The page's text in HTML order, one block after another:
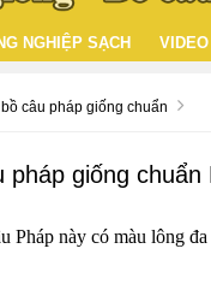
NGHIỆP SẠCH
câu pháp giống chuẩn
pháp giống chuẩn
Pháp này có màu lông